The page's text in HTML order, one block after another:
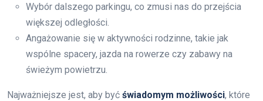
Wybór dalszego parkingu, co zmusi nas do przejścia
większej odległości.
Angażowanie się w aktywności rodzinne, takie jak
wspólne spacery, jazda na rowerze czy zabawy na
świeżym powietrzu.
Najważniejsze jest, aby być świadomym możliwości, które